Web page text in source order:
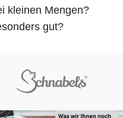
kleinen Mengen?
gut?